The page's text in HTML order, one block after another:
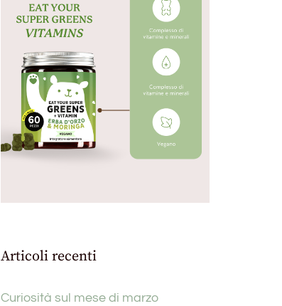
Articoli recenti
Curiosità sul mese di marzo